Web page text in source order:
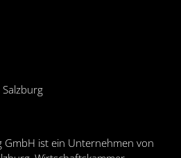
GmbH ist ein Unternehmen von